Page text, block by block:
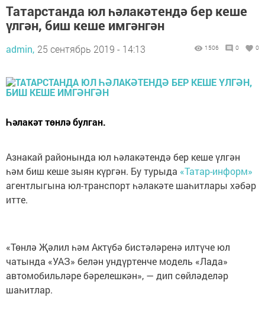
Татарстанда юл һәлакәтендә бер кеше
үлгән, биш кеше имгәнгән
admin, 25 сентябрь 2019 - 14:13 1506 0 0
Һәлакәт төнлә булган.
Азнакай районында юл һәлакәтендә бер кеше үлгән
һәм биш кеше зыян күргән. Бу турыда «Татар-информ»
агентлыгына юл-транспорт һәлакәте шаһитлары хәбәр
итте.
«Төнлә Җәлил һәм Актүбә бистәләренә илтүче юл
чатында «УАЗ» белән ундүртенче модель «Лада»
автомобильләре бәрелешкән», — дип сөйләделәр
шаһитлар.